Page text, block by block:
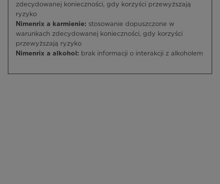
zdecydowanej konieczności, gdy korzyści przewyższają
ryzyko
Nimenrix a karmienie: stosowanie dopuszczone w
warunkach zdecydowanej konieczności, gdy korzyści
przewyższają ryzyko
Nimenrix a alkohol: brak informacji o interakcji z alkoholem